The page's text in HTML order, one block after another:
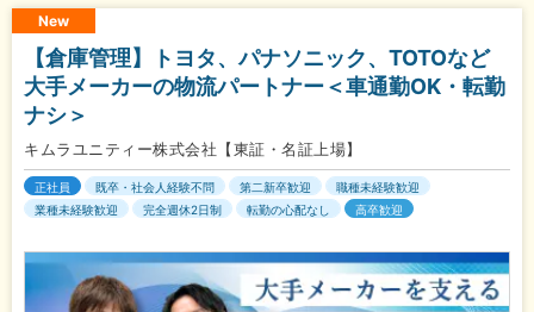
New
【倉庫管理】トヨタ、パナソニック、TOTOなど
大手メーカーの物流パートナー＜車通勤OK・転勤
ナシ＞
キムラユニティー株式会社【東証・名証上場】
正社員 既卒・社会人経験不問 第二新卒歓迎
職種未経験歓迎
業種未経験歓迎
完全週休2日制 転勤の心配なし 高卒歓迎